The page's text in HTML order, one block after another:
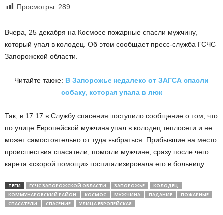
Просмотры: 289
Вчера, 25 декабря на Космосе пожарные спасли мужчину,
который упал в колодец. Об этом сообщает пресс-служба ГСЧС
Запорожской области.
Читайте также: В Запорожье недалеко от ЗАГСА спасли
собаку, которая упала в люк
Так, в 17:17 в Службу спасения поступило сообщение о том, что
по улице Европейской мужчина упал в колодец теплосети и не
может самостоятельно от туда выбраться. Прибывшие на место
происшествия спасатели, помогли мужчине, сразу после чего
карета «скорой помощи» госпитализировала его в больницу.
ТЕГИ ГСЧС ЗАПОРОЖСКОЙ ОБЛАСТИ ЗАПОРОЖЬЕ
КОЛОДЕЦ
КОММУНАРОВСКИЙ РАЙОН
КОСМОС МУЖЧИНА ПАДАНИЕ
ПОЖАРНЫЕ
СПАСАТЕЛИ
СПАСЕНИЕ УЛИЦА ЕВРОПЕЙСКАЯ